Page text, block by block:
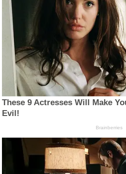
These 9 Actresses Will Make
Evil!
Brainberries